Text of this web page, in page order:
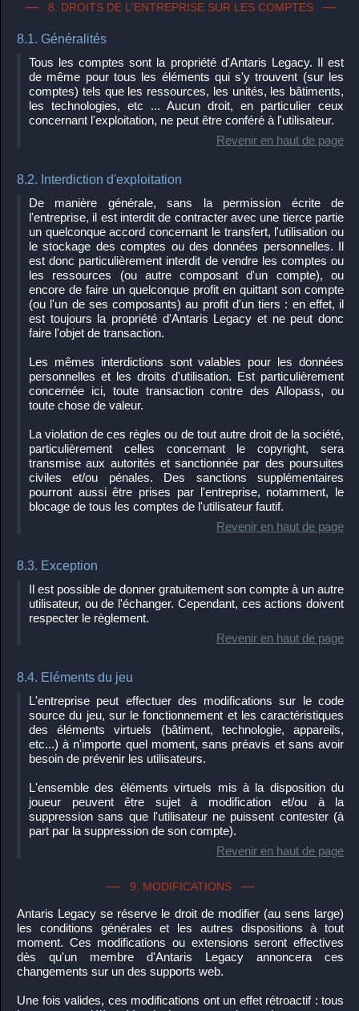
8. DROITS DE L'ENTREPRISE SUR LES COMPTES
8.1. Généralités
Tous les comptes sont la propriété d'Antaris Legacy. Il est
de même pour tous les éléments qui s'y trouvent (sur les
comptes) tels que les ressources, les unités, les bâtiments,
les technologies, etc ... Aucun droit, en particulier ceux
concernant l'exploitation, ne peut être conféré à l'utilisateur.
Revenir en haut de page
8.2. Interdiction d'exploitation
De manière générale, sans la permission écrite de
l'entreprise, il est interdit de contracter avec une tierce partie
un quelconque accord concernant le transfert, l'utilisation ou
le stockage des comptes ou des données personnelles. Il
est donc particulièrement interdit de vendre les comptes ou
les ressources (ou autre composant d'un compte), ou
encore de faire un quelconque profit en quittant son compte
(ou l'un de ses composants) au profit d'un tiers : en effet, il
est toujours la propriété d'Antaris Legacy et ne peut donc
faire l'objet de transaction.
Les mêmes interdictions sont valables pour les données
personnelles et les droits d'utilisation. Est particulièrement
concernée ici, toute transaction contre des Allopass, ou
toute chose de valeur.
La violation de ces règles ou de tout autre droit de la société,
particulièrement celles concernant le copyright, sera
transmise aux autorités et sanctionnée par des poursuites
civiles et/ou pénales. Des sanctions supplémentaires
pourront aussi être prises par l'entreprise, notamment, le
blocage de tous les comptes de l'utilisateur fautif.
Revenir en haut de page
8.3. Exception
Il est possible de donner gratuitement son compte à un autre
utilisateur, ou de l'échanger. Cependant, ces actions doivent
respecter le règlement.
Revenir en haut de page
8.4. Eléments du jeu
L'entreprise peut effectuer des modifications sur le code
source du jeu, sur le fonctionnement et les caractéristiques
des éléments virtuels (bâtiment, technologie, appareils,
etc...) à n'importe quel moment, sans préavis et sans avoir
besoin de prévenir les utilisateurs.
L'ensemble des éléments virtuels mis à la disposition du
joueur peuvent être sujet à modification et/ou à la
suppression sans que l'utilisateur ne puissent contester (à
part par la suppression de son compte).
Revenir en haut de page
9. MODIFICATIONS
Antaris Legacy se réserve le droit de modifier (au sens large)
les conditions générales et les autres dispositions à tout
moment. Ces modifications ou extensions seront effectives
dès qu'un membre d'Antaris Legacy annoncera ces
changements sur un des supports web.
Une fois valides, ces modifications ont un effet rétroactif : tous